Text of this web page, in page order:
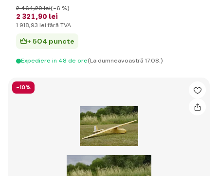
2 321,90 lei
2 464,29 lei(-6 %)
1 918,93 lei fără TVA
+ 504 puncte
Expediere in 48 de ore(La dumneavoastră 17.08.)
-10%